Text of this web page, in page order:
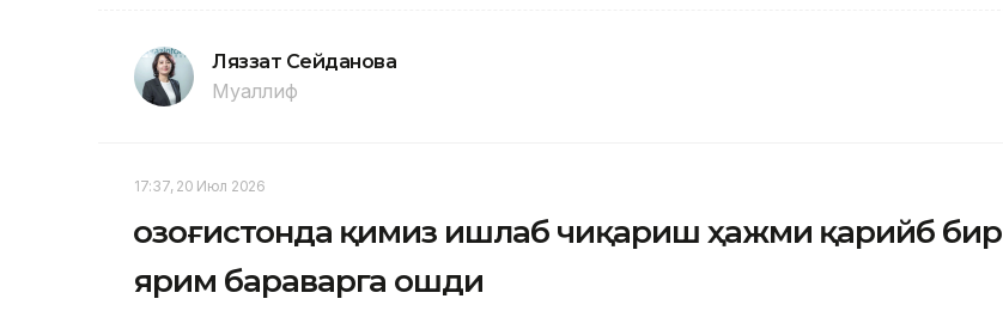
Ляззат Сейданова
Муаллиф
17:37, 20 Июл 2026
Қозоғистонда қимиз ишлаб чиқариш ҳажми қарийб бир
ярим бараварга ошди